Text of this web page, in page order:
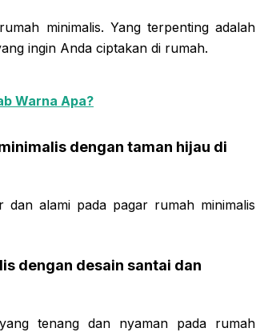
minimalis. Yang terpenting adalah
ingin Anda ciptakan di rumah.
Warna Apa?
dengan taman hijau di
alami pada pagar rumah minimalis
dengan desain santai dan
tenang dan nyaman pada rumah